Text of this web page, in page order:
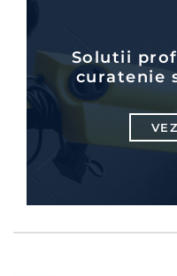
Solutii
curatenie